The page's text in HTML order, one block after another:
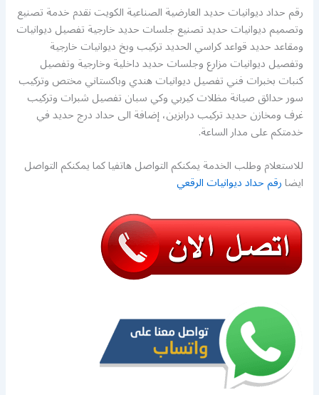
رقم حداد ديوانيات حديد العارضية الصناعية الكويت نقدم خدمة تصنيع
وتصميم ديوانيات حديد تصنيع جلسات حديد خارجية تفصيل ديوانيات
ومقاعد حديد قواعد كراسي الحديد تركيب وبخ ديوانيات خارجية
وتفصيل ديوانيات مزارع وجلسات حديد داخلية وخارجية وتفصيل
كنبات بخبرات فني تفصيل ديوانيات هندي وباكستاني مختص وتركيب
سور حدائق صيانة مظلات كيربي وكي سبان تفصيل شبرات وتركيب
غرف ومخازن حديد تركيب درابزين، إضافة الى حداد درج حديد في
خدمتكم على مدار الساعة.
للاستعلام وطلب الخدمة يمكنكم التواصل هاتفيا كما يمكنكم التواصل
ايضارقم حداد ديوانيات الرقعي